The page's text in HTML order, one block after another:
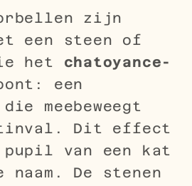
zijn
een steen of
het chatoyance-
een
meebeweegt
Dit effect
van een kat
naam. De stenen